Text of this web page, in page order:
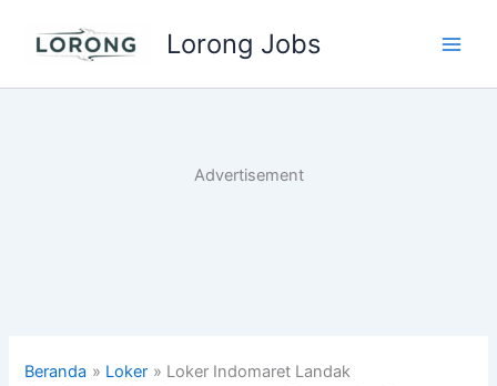
Lorong Jobs
Advertisement
Beranda Loker Loker Indomaret Landak